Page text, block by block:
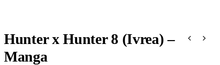
Hunter x Hunter 8 (Ivrea) –
Manga